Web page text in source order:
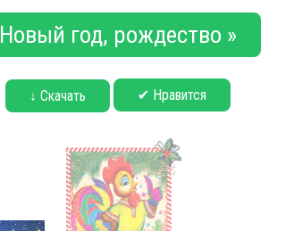
Новый год, рождество »
↓ Скачать ✔ Нравится